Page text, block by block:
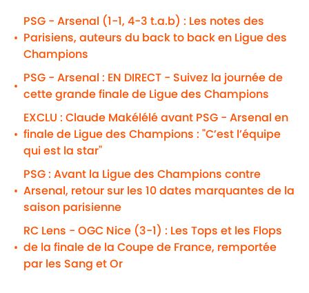
•
PSG - Arsenal (1-1, 4-3 t.a.b) : Les notes des
Parisiens, auteurs du back to back en Ligue des
Champions
•
PSG - Arsenal : EN DIRECT - Suivez la journée de
cette grande finale de Ligue des Champions
•
EXCLU : Claude Makélélé avant PSG - Arsenal en
finale de Ligue des Champions : "C’est l’équipe
qui est la star"
•
PSG : Avant la Ligue des Champions contre
Arsenal, retour sur les 10 dates marquantes de la
saison parisienne
•
RC Lens - OGC Nice (3-1) : Les Tops et les Flops
de la finale de la Coupe de France, remportée
par les Sang et Or